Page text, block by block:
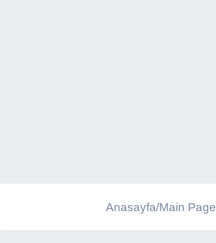
Anasayfa/Main Page